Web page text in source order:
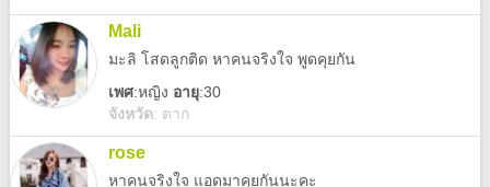
Mali
มะลิ โสดลูกติด หาคนจริงใจ พูดคุยกัน
เพศ:หญิง อายุ:30
จังหวัด: ตาก
rose
หาคนจริงใจ แอดมาคุยกันนะคะ